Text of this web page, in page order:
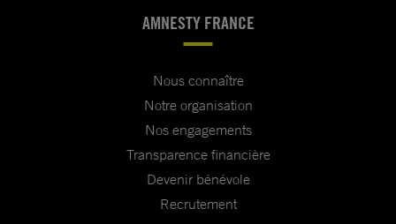
AMNESTY FRANCE
Nous connaître
Notre organisation
Nos engagements
Transparence financière
Devenir bénévole
Recrutement